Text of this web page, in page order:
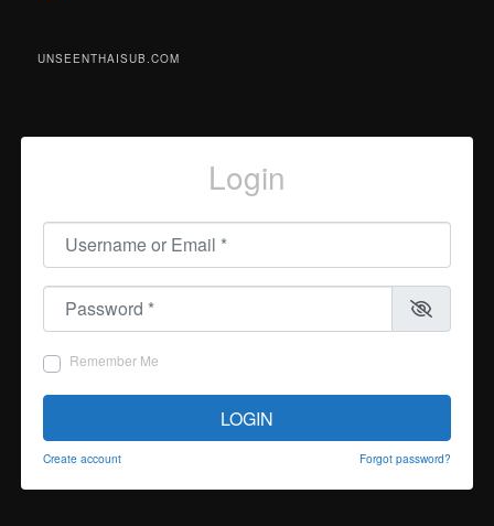
UNSEENTHAISUB.COM
Login
Username or Email
Password
Remember Me
LOGIN
Create account Forgot password?